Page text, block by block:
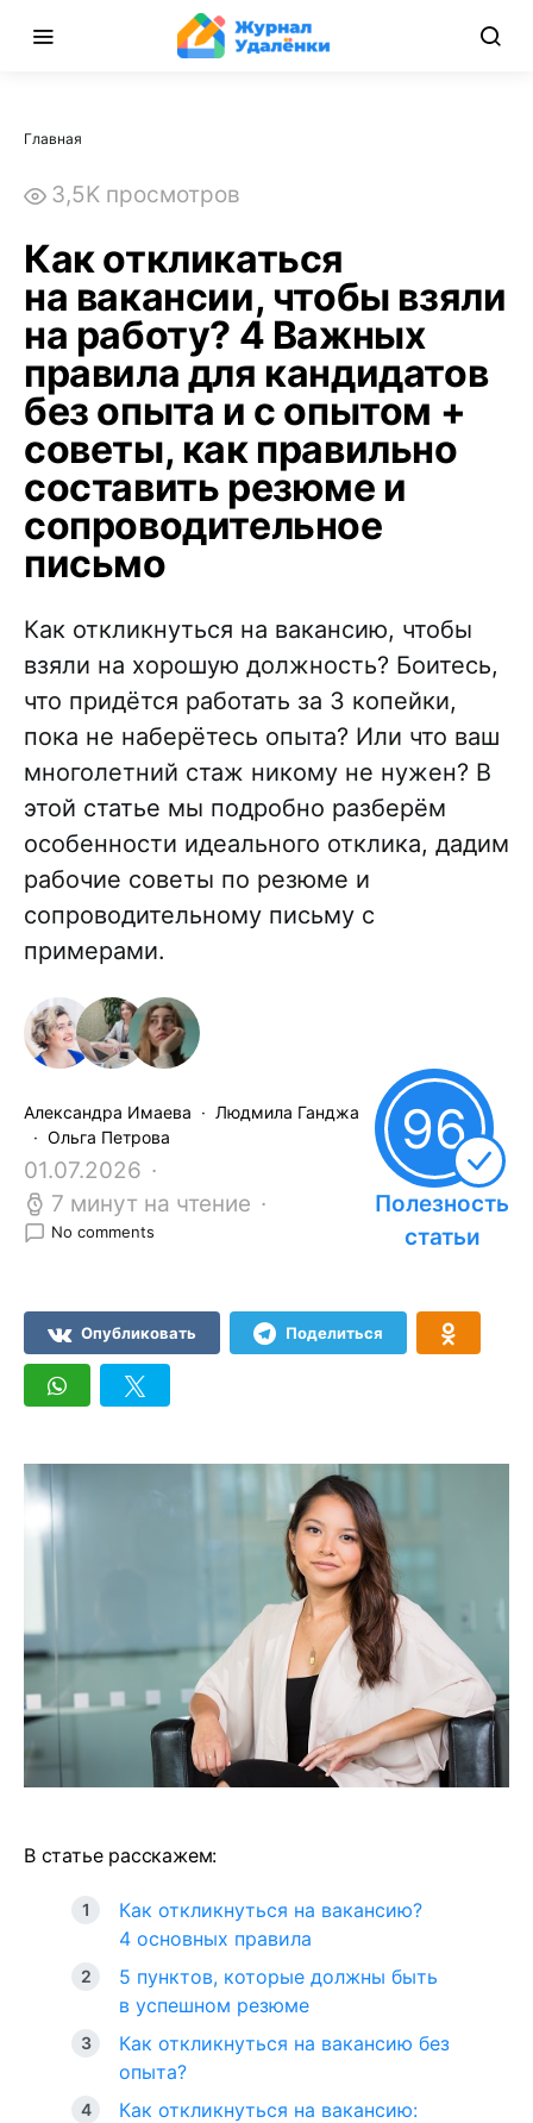
Главная
3,5K просмотров
Как откликаться
на вакансии, чтобы взяли
на работу? 4 Важных
правила для кандидатов
без опыта и с опытом +
советы, как правильно
составить резюме и
сопроводительное
письмо
Как откликнуться на вакансию, чтобы
взяли на хорошую должность? Боитесь,
что придётся работать за 3 копейки,
пока не наберётесь опыта? Или что ваш
многолетний стаж никому не нужен? В
этой статье мы подробно разберём
особенности идеального отклика, дадим
рабочие советы по резюме и
сопроводительному письму с
примерами.
Александра Имаева
Людмила Ганджа
Ольга Петрова
01.07.2026
7 минут на чтение
No comments
96
Полезность
статьи
Опубликовать Поделиться
В статье расскажем:
Как откликнуться на вакансию?
4 основных правила
5 пунктов, которые должны быть
в успешном резюме
Как откликнуться на вакансию без
опыта?
Как откликнуться на вакансию: